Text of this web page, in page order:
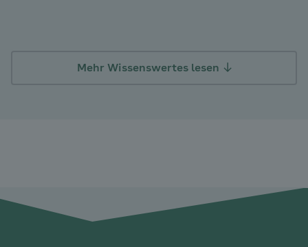
Mehr Wissenswertes lesen